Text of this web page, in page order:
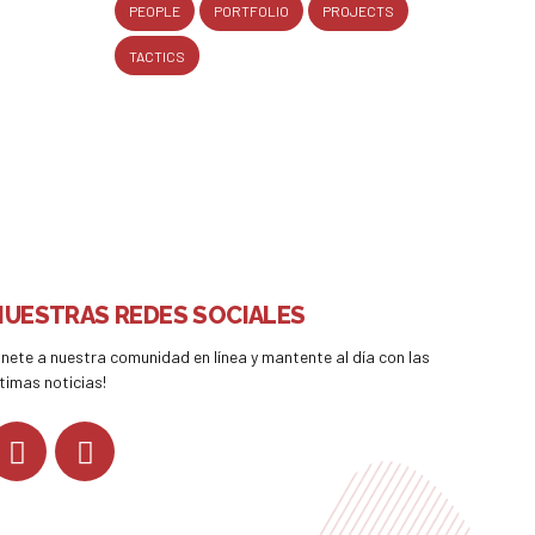
PEOPLE PORTFOLIO PROJECTS
TACTICS
REDES SOCIALES
a nuestra comunidad en línea y mantente al día con las
noticias!